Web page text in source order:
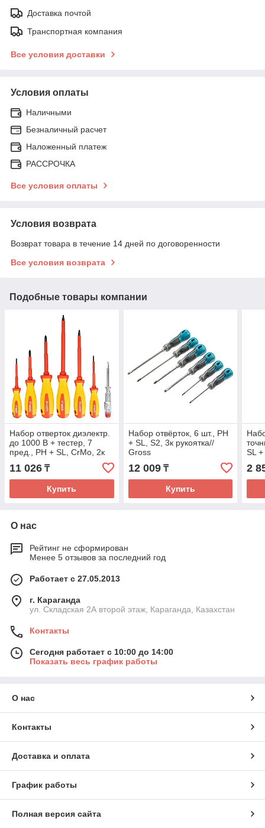
Доставка почтой
Транспортная компания
Все условия доставки
Условия оплаты
Наличными
Безналичный расчет
Наложенный платеж
РАССРОЧКА
Все условия оплаты
Условия возврата
Возврат товара в течение 14 дней по договоренности
Все условия возврата
Подобные товары компании
Набор отверток диэлектр.
до 1000 В + тестер, 7
пред., PH + SL, CrMo, 2к
рукоятка// Matrix
11 026 ₸
Купить
Набор отвёрток, 6 шт., PH
+ SL, S2, 3к рукоятка//
Gross
12 009₸
Купить
SL
2
О нас
Рейтинг не сформирован
Менее 5 отзывов за последний год
Работает с 27.05.2013
г. Караганда
ул. Складская 2А второй этаж, Караганда, Казахстан
Контакты
Сегодня работает с 10:00 до 14:00
Показать весь график работы
О нас
Контакты
Доставка и оплата
График работы
Полная версия сайта